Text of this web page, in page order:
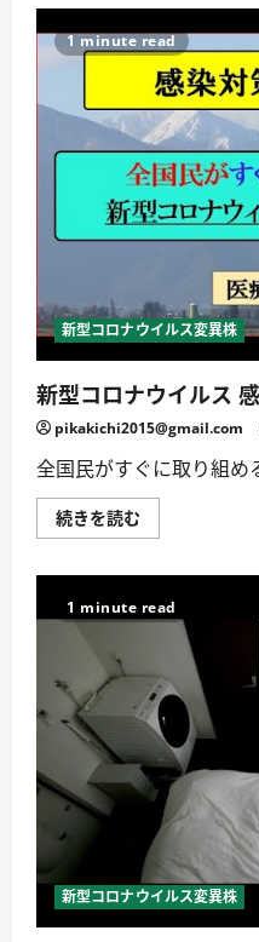
詳
し
く
む
コ
ロ
ナ
ウ
イ
ル
ス
感
染
症
～
市
民
染
予
防
ハ
ド
ブ
ッ
ク
に
つ
い
し
読
1 minute read
新型コロナウイルス変異株
新型コロナウイルス
pikakichi2015@gmail.com
全国民がすぐに取り組め
続きを読む
型
ウ
イ
感
染
対
策
No.1
に
つ
い
て
し
く
読
む
1 minute read
新型コロナウイルス変異株